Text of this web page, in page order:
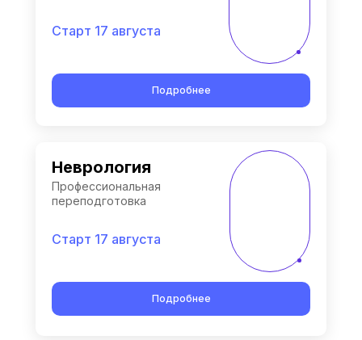
Старт 17 августа
Подробнее
Неврология
Старт 17 августа
Подробнее
Профессиональная
переподготовка